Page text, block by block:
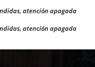
atención apagada
atención apagada